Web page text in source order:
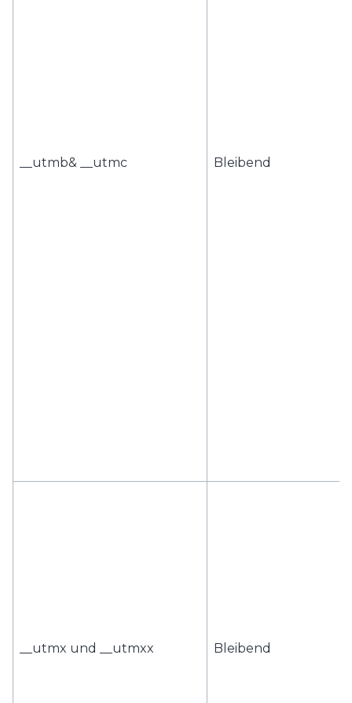
__utmb& __utmc Bleibend
__utmx und __utmxx Bleibend